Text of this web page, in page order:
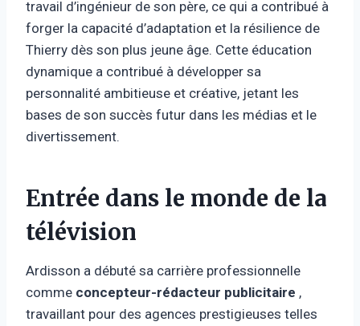
travail d’ingénieur de son père, ce qui a contribué à
forger la capacité d’adaptation et la résilience de
Thierry dès son plus jeune âge. Cette éducation
dynamique a contribué à développer sa
personnalité ambitieuse et créative, jetant les
bases de son succès futur dans les médias et le
divertissement.
Entrée dans le monde de la
télévision
Ardisson a débuté sa carrière professionnelle
comme concepteur-rédacteur publicitaire ,
travaillant pour des agences prestigieuses telles